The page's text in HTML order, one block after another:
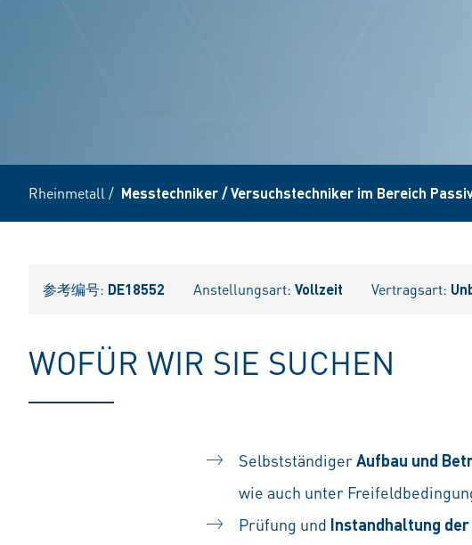
Rheinmetall / Messtechniker / Versuchstechniker im Bereich
参考编号: DE18552 Anstellungsart: Vollzeit Vertragsart:
WOFÜR WIR SIE SUCHEN
SelbstständigerAufbau und
wie auch unter
Prüfung und Instandhaltung